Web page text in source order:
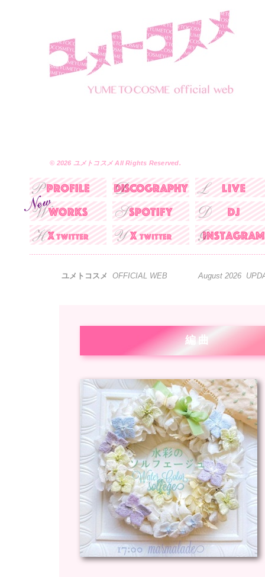
ユメトコスメ OFFICIAL WEB August 2026
© 2026 ユメトコスメ All Rights Reserved.
編曲